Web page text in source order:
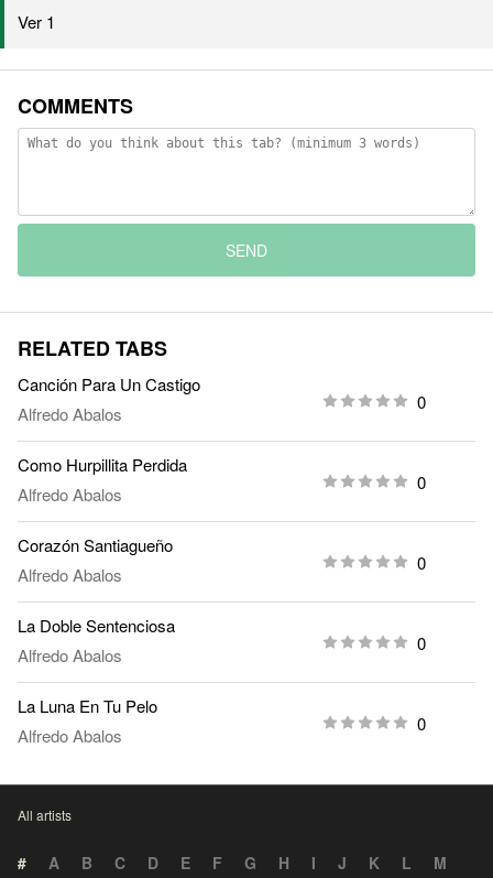
Ver 1
COMMENTS
SEND
RELATED TABS
Canción Para Un Castigo
Alfredo Abalos
0
Como Hurpillita Perdida
Alfredo Abalos
0
Corazón Santiagueño
Alfredo Abalos
0
La Doble Sentenciosa
Alfredo Abalos
0
La Luna En Tu Pelo
Alfredo Abalos
0
All artists
# A B C D E F G H I J K L
M